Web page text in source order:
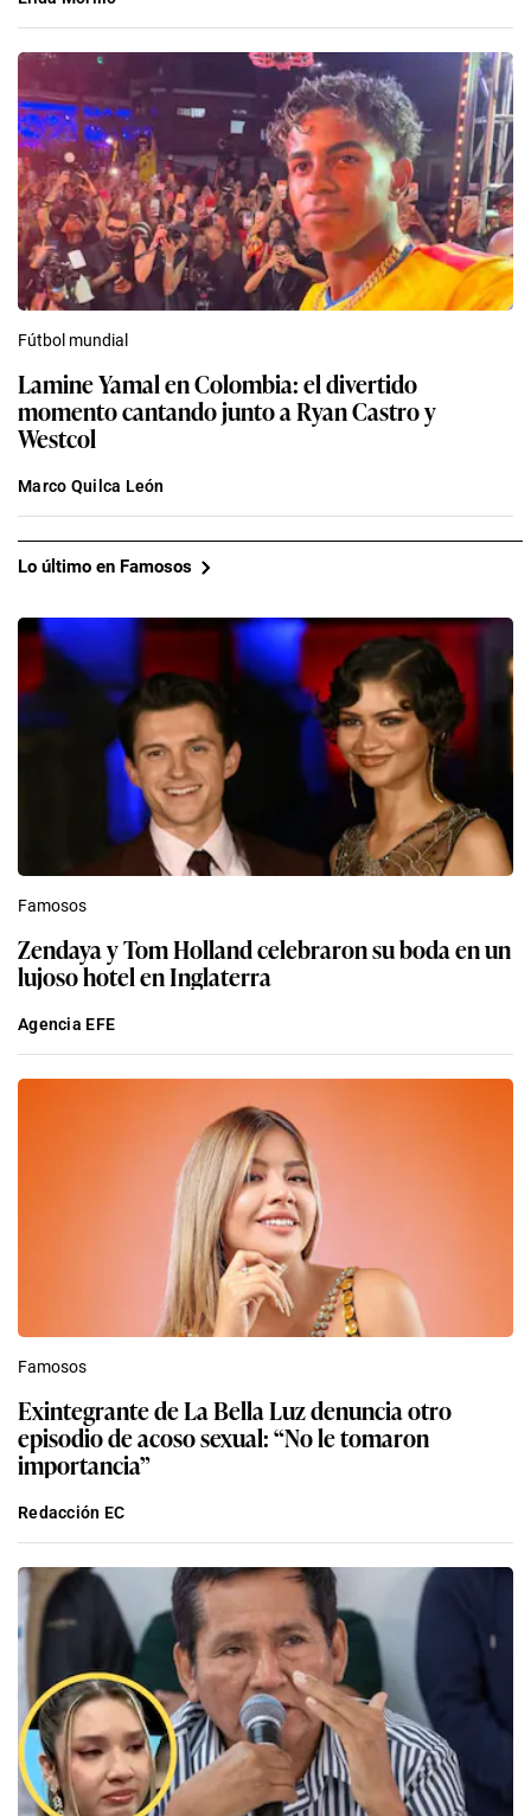
Fútbol mundial
Lamine Yamal en Colombia: el divertido
momento cantando junto a Ryan Castro y
Westcol
Marco Quilca León
Lo último en Famosos
Famosos
Zendaya y Tom Holland celebraron su boda en un
lujoso hotel en Inglaterra
Agencia EFE
Famosos
Exintegrante de La Bella Luz denuncia otro
episodio de acoso sexual: “No le tomaron
importancia”
Redacción EC